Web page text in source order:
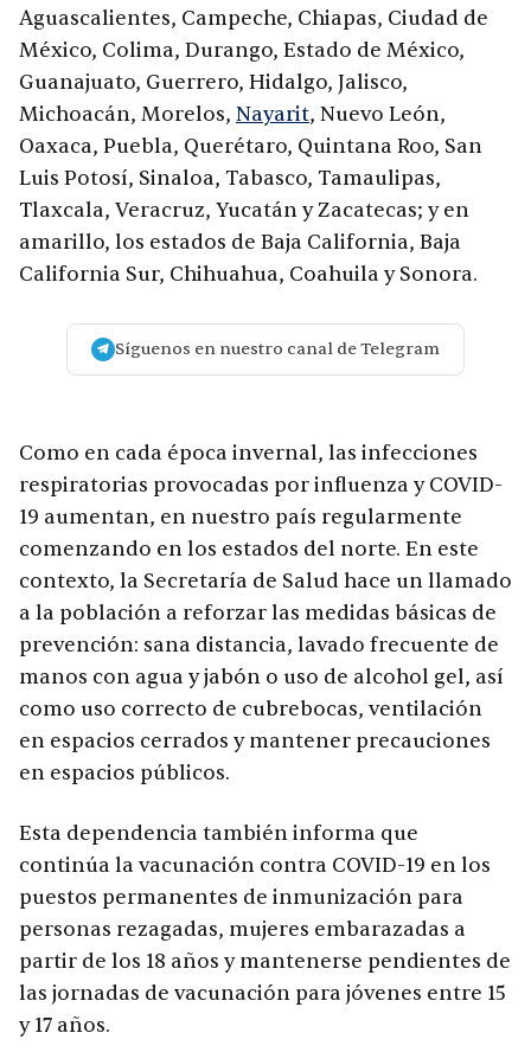
Aguascalientes, Campeche, Chiapas, Ciudad de
México, Colima, Durango, Estado de México,
Guanajuato, Guerrero, Hidalgo, Jalisco,
Michoacán, Morelos, Nayarit, Nuevo León,
Oaxaca, Puebla, Querétaro, Quintana Roo, San
Luis Potosí, Sinaloa, Tabasco, Tamaulipas,
Tlaxcala, Veracruz, Yucatán y Zacatecas; y en
amarillo, los estados de Baja California, Baja
California Sur, Chihuahua, Coahuila y Sonora.
Síguenos en nuestro canal de Telegram
Como en cada época invernal, las infecciones
respiratorias provocadas por influenza y COVID-
19 aumentan, en nuestro país regularmente
comenzando en los estados del norte. En este
contexto, la Secretaría de Salud hace un llamado
a la población a reforzar las medidas básicas de
prevención: sana distancia, lavado frecuente de
manos con agua y jabón o uso de alcohol gel, así
como uso correcto de cubrebocas, ventilación
en espacios cerrados y mantener precauciones
en espacios públicos.
Esta dependencia también informa que
continúa la vacunación contra COVID-19 en los
puestos permanentes de inmunización para
personas rezagadas, mujeres embarazadas a
partir de los 18 años y mantenerse pendientes de
las jornadas de vacunación para jóvenes entre 15
y 17 años.